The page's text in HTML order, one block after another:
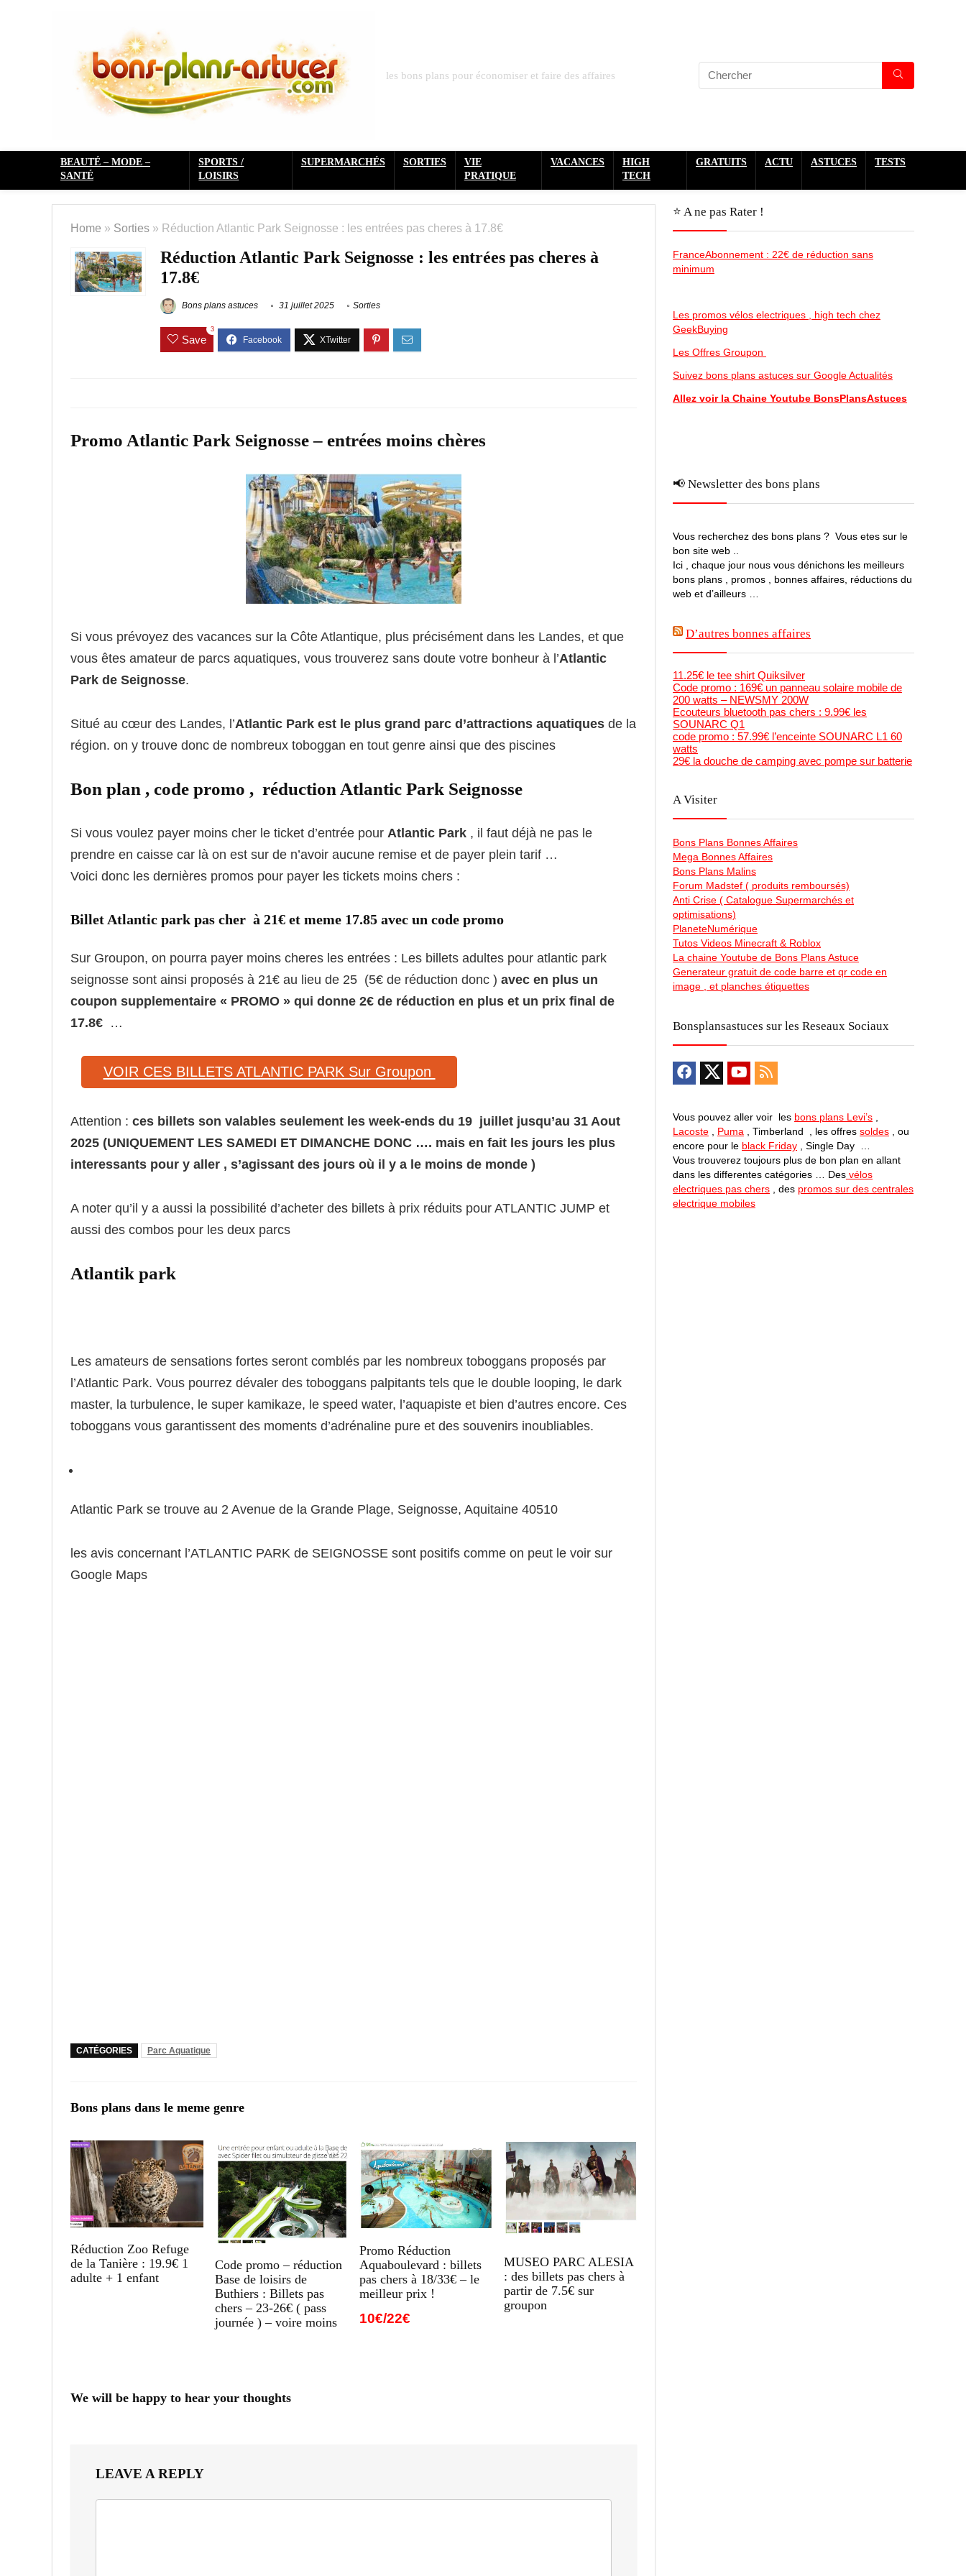
les bons plans pour économiser et faire des affaires
BEAUTÉ – MODE –
SANTÉ
SPORTS /
LOISIRS
SUPERMARCHÉS SORTIES
VIE
PRATIQUE
VACANCES
HIGH
TECH
GRATUITS ACTU ASTUCES TESTS
Home » Sorties » Réduction Atlantic Park Seignosse : les entrées pas cheres à 17.8€
Réduction Atlantic Park Seignosse : les entrées pas cheres à
17.8€
Bons plans astuces 31 juillet 2025 Sorties
Save
3
Promo Atlantic Park Seignosse – entrées moins chères
Si vous prévoyez des vacances sur la Côte Atlantique, plus précisément dans les Landes, et que
vous êtes amateur de parcs aquatiques, vous trouverez sans doute votre bonheur à l’Atlantic
Park de Seignosse.
Situé au cœur des Landes, l’Atlantic Park est le plus grand parc d’attractions aquatiques de la
région. on y trouve donc de nombreux toboggan en tout genre ainsi que des piscines
Bon plan , code promo , réduction Atlantic Park Seignosse
Si vous voulez payer moins cher le ticket d’entrée pour Atlantic Park , il faut déjà ne pas le
prendre en caisse car là on est sur de n’avoir aucune remise et de payer plein tarif …
Voici donc les dernières promos pour payer les tickets moins chers :
Billet Atlantic park pas cher à 21€ et meme 17.85 avec un code promo
Sur Groupon, on pourra payer moins cheres les entrées : Les billets adultes pour atlantic park
seignosse sont ainsi proposés à 21€ au lieu de 25 (5€ de réduction donc ) avec en plus un
coupon supplementaire « PROMO » qui donne 2€ de réduction en plus et un prix final de
17.8€ …
VOIR CES BILLETS ATLANTIC PARK Sur Groupon
Attention : ces billets son valables seulement les week-ends du 19 juillet jusqu’au 31 Aout
2025 (UNIQUEMENT LES SAMEDI ET DIMANCHE DONC …. mais en fait les jours les plus
interessants pour y aller , s’agissant des jours où il y a le moins de monde )
A noter qu’il y a aussi la possibilité d’acheter des billets à prix réduits pour ATLANTIC JUMP et
aussi des combos pour les deux parcs
Atlantik park
Les amateurs de sensations fortes seront comblés par les nombreux toboggans proposés par
l’Atlantic Park. Vous pourrez dévaler des toboggans palpitants tels que le double looping, le dark
master, la turbulence, le super kamikaze, le speed water, l’aquapiste et bien d’autres encore. Ces
toboggans vous garantissent des moments d’adrénaline pure et des souvenirs inoubliables.
Atlantic Park se trouve au 2 Avenue de la Grande Plage, Seignosse, Aquitaine 40510
les avis concernant l’ATLANTIC PARK de SEIGNOSSE sont positifs comme on peut le voir sur
Google Maps
CATÉGORIES Parc Aquatique
Bons plans dans le meme genre
Réduction Zoo Refuge
de la Tanière : 19.9€ 1
adulte + 1 enfant
Code promo – réduction
Base de loisirs de
Buthiers : Billets pas
chers – 23-26€ ( pass
journée ) – voire moins
Promo Réduction
Aquaboulevard : billets
pas chers à 18/33€ – le
meilleur prix !
10€/22€
MUSEO PARC ALESIA
: des billets pas chers à
partir de 7.5€ sur
groupon
We will be happy to hear your thoughts
LEAVE A REPLY
⭐️ A ne pas Rater !
FranceAbonnement : 22€ de réduction sans
minimum
Les promos vélos electriques , high tech chez
GeekBuying
Les Offres Groupon
Suivez bons plans astuces sur Google Actualités
Allez voir la Chaine Youtube BonsPlansAstuces
📢 Newsletter des bons plans
Vous recherchez des bons plans ? Vous etes sur le
bon site web ..
Ici , chaque jour nous vous dénichons les meilleurs
bons plans , promos , bonnes affaires, réductions du
web et d’ailleurs …
D’autres bonnes affaires
11.25€ le tee shirt Quiksilver
Code promo : 169€ un panneau solaire mobile de
200 watts – NEWSMY 200W
Ecouteurs bluetooth pas chers : 9.99€ les
SOUNARC Q1
code promo : 57.99€ l’enceinte SOUNARC L1 60
watts
29€ la douche de camping avec pompe sur batterie
A Visiter
Bons Plans Bonnes Affaires
Mega Bonnes Affaires
Bons Plans Malins
Forum Madstef ( produits remboursés)
Anti Crise ( Catalogue Supermarchés et
optimisations)
PlaneteNumérique
Tutos Videos Minecraft & Roblox
La chaine Youtube de Bons Plans Astuce
Generateur gratuit de code barre et qr code en
image , et planches étiquettes
Bonsplansastuces sur les Reseaux Sociaux
Vous pouvez aller voir les bons plans Levi’s
Lacoste
Puma , Timberland , les offres soldes , ou
encore pour le black Friday , Single Day …
Vous trouverez toujours plus de bon plan en allant
dans les differentes catégories … Des vélos
electriques pas chers , des promos sur des centrales
electrique mobiles